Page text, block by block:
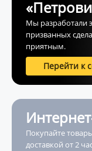
Мы разработали
призванных
приятным.
Перейти к
Покупайте
доставкой от 2